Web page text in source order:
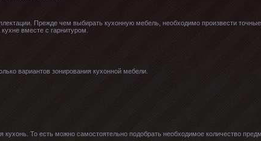
Прежде чем выбирать кухонную мебель, необходимо произвести
вместе с гарнитуром.
вариантов зонирования кухонной мебели.
То есть можно самостоятельно подобрать необходимое количество